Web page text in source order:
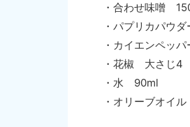
・合わせ味噌
・パプリカパウ
・カイエンペッ
・花椒 大さじ4
・水 90ml
・オリーブオイ